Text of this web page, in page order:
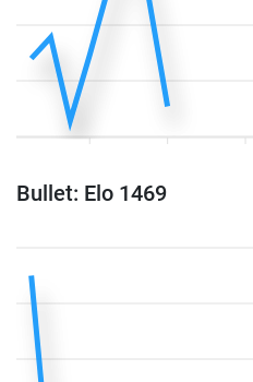
Bullet: Elo 1469